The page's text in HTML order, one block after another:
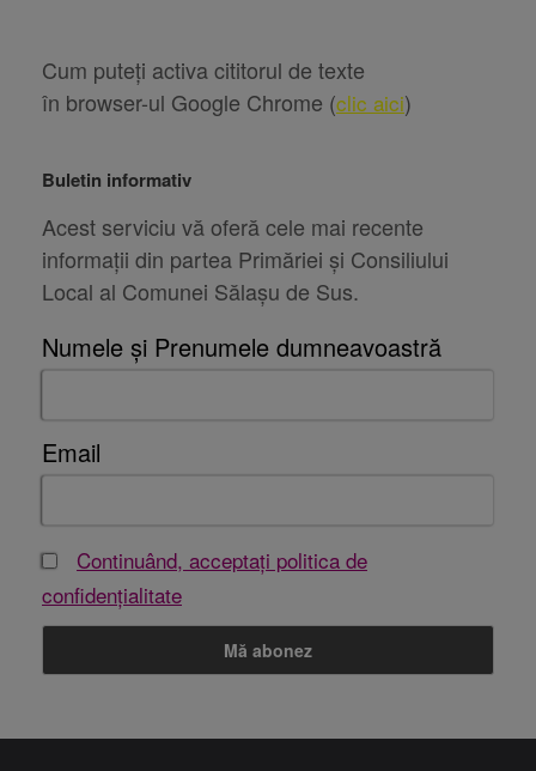
Cum puteți activa cititorul de texte
în browser-ul Google Chrome (clic aici)
Buletin informativ
Acest serviciu vă oferă cele mai recente
informații din partea Primăriei și Consiliului
Local al Comunei Sălașu de Sus.
Numele și Prenumele dumneavoastră
Email
Continuând, acceptați politica de
confidențialitate